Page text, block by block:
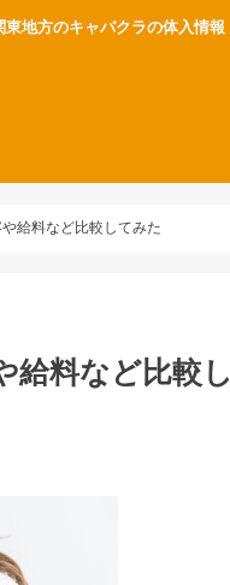
東地方のキャバクラの体入情報
給料など比較してみた
給料など比較し